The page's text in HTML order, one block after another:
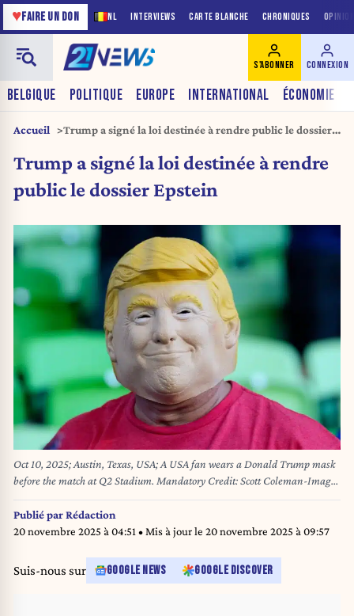
NL INTERVIEWS CARTE BLANCHE CHRONIQUES
♥FAIRE UN DON
BELGIQUE POLITIQUE EUROPE INTERNATIONAL ÉCONOMIE
S'ABONNER CONNEXION
Accueil
Trump a signé la loi destinée à rendre public le dossier
Trump a signé la loi destinée à rendre
public le dossier Epstein
Oct 10, 2025; Austin, Texas, USA; A USA fan wears a Donald Trump mask
before the match at Q2 Stadium. Mandatory Credit: Scott Coleman-Imagn
Images/Sipa USA
Publié parRédaction
20 novembre 2025 à 04:51• Mis à jour le 20 novembre 2025 à 09:57
Suis-nous sur GOOGLE NEWS GOOGLE DISCOVER